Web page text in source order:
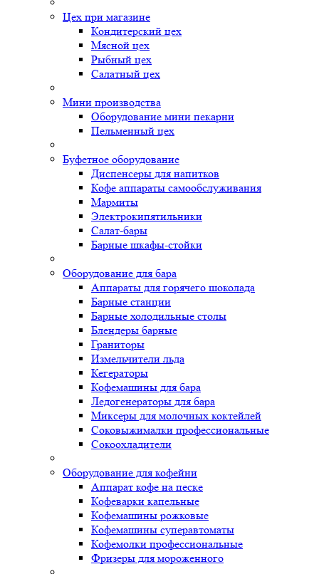
Цех при магазине
Кондитерский цех
Мясной цех
Рыбный цех
Салатный цех
Мини производства
Оборудование мини пекарни
Пельменный цех
Буфетное оборудование
Диспенсеры для напитков
Кофе аппараты самообслуживания
Мармиты
Электрокипятильники
Cалат-бары
Барные шкафы-стойки
Оборудование для бара
Аппараты для горячего шоколада
Барные станции
Барные холодильные столы
Блендеры барные
Граниторы
Измельчители льда
Кегераторы
Кофемашины для бара
Ледогенераторы для бара
Миксеры для молочных коктейлей
Соковыжималки профессиональные
Сокоохладители
Оборудование для кофейни
Аппарат кофе на песке
Кофеварки капельные
Кофемашины рожковые
Кофемашины суперавтоматы
Кофемолки профессиональные
Фризеры для мороженного